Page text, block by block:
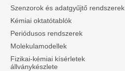
Szenzorok és adatgyűjtő rendszerek
Kémiai oktatótablók
Periódusos rendszerek
Molekulamodellek
Fizikai-kémiai kísérletek
állványkészlete